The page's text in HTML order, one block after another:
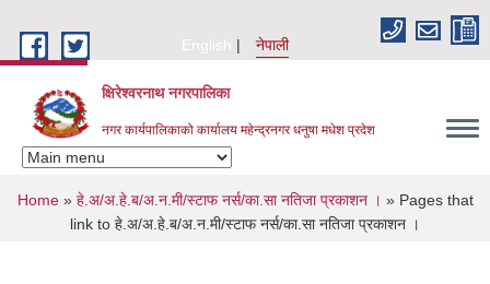
English
नेपाली
क्षिरेश्वरनाथ नगरपालिका
नगर कार्यपालिकाको कार्यालय महेन्द्रनगर धनुषा मधेश प्रदेश
You are here
Home» हे.अ/अ.हे.ब/अ.न.मी/स्टाफ नर्स/का.सा नतिजा प्रकाशन । » Pages that
link to हे.अ/अ.हे.ब/अ.न.मी/स्टाफ नर्स/का.सा नतिजा प्रकाशन ।